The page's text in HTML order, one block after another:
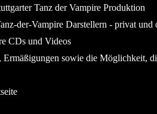
Tanz der Vampire Produktion
der-Vampire Darstellern - privat und
CDs und Videos
Ermäßigungen sowie die Möglichkeit,